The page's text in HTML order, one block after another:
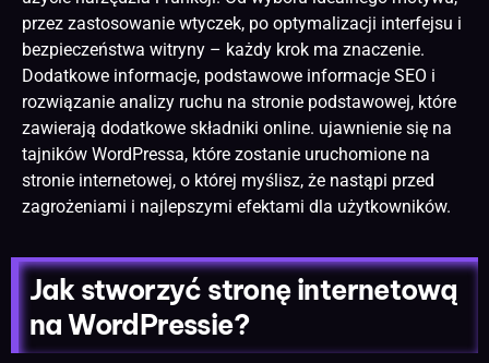
przez zastosowanie wtyczek, po optymalizacji interfejsu i
bezpieczeństwa witryny – każdy krok ma znaczenie.
Dodatkowe informacje, podstawowe informacje SEO i
rozwiązanie analizy ruchu na stronie podstawowej, które
zawierają dodatkowe składniki online. ujawnienie się na
tajników WordPressa, które zostanie uruchomione na
stronie internetowej, o której myślisz, że nastąpi przed
zagrożeniami i najlepszymi efektami dla użytkowników.
Jak stworzyć stronę internetową
na WordPressie?